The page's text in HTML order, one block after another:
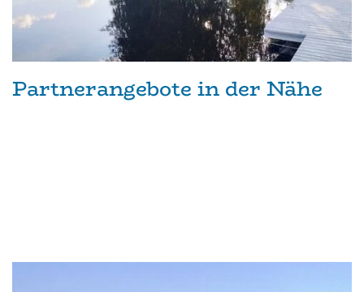
Partnerangebote in der Nähe